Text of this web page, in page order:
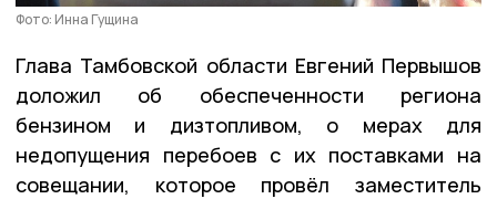
Фото: Инна Гущина
Глава Тамбовской области Евгений Первышов
доложил об обеспеченности региона
бензином и дизтопливом, о мерах для
недопущения перебоев с их поставками на
совещании, которое провёл заместитель